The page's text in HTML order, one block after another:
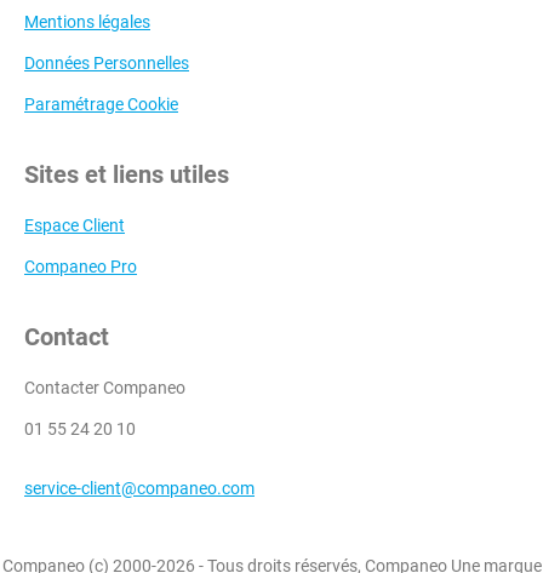
Mentions légales
Données Personnelles
Paramétrage Cookie
Sites et liens utiles
Espace Client
Companeo Pro
Contact
Contacter Companeo
01 55 24 20 10
service-client@companeo.com
Companeo (c) 2000-2026 - Tous droits réservés, Companeo Une marque